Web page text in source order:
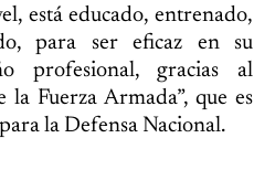
está educado, entrenado,
para ser eficaz en su
profesional, gracias al
la Fuerza Armada”, que es
la Defensa Nacional.